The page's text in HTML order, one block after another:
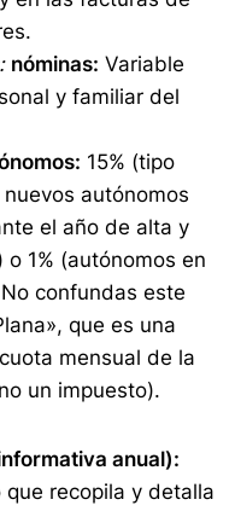
nóminas: Variable
y familiar del
15% (tipo
autónomos
el año de alta y
1% (autónomos en
confundas este
que es una
mensual de la
un impuesto).
anual):
recopila y detalla